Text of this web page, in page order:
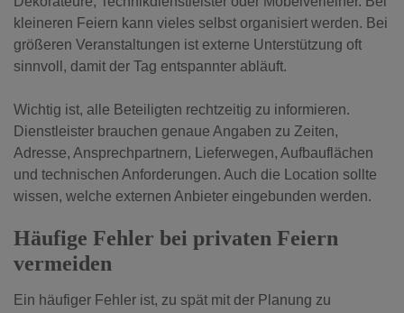
kleineren Feiern kann vieles selbst organisiert werden. Bei
größeren Veranstaltungen ist externe Unterstützung oft
sinnvoll, damit der Tag entspannter abläuft.
Wichtig ist, alle Beteiligten rechtzeitig zu informieren.
Dienstleister brauchen genaue Angaben zu Zeiten,
Adresse, Ansprechpartnern, Lieferwegen, Aufbauflächen
und technischen Anforderungen. Auch die Location sollte
wissen, welche externen Anbieter eingebunden werden.
Häufige Fehler bei privaten Feiern
vermeiden
Ein häufiger Fehler ist, zu spät mit der Planung zu